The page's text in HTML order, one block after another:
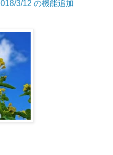
3/12 の機能追加